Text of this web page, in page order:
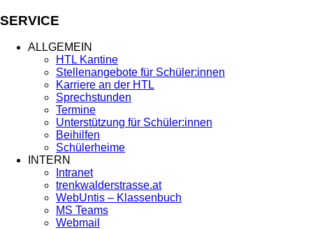
SERVICE
ALLGEMEIN
HTL Kantine
Stellenangebote für Schüler:innen
Karriere an der HTL
Sprechstunden
Termine
Unterstützung für Schüler:innen
Beihilfen
Schülerheime
INTERN
Intranet
trenkwalderstrasse.at
WebUntis – Klassenbuch
MS Teams
Webmail